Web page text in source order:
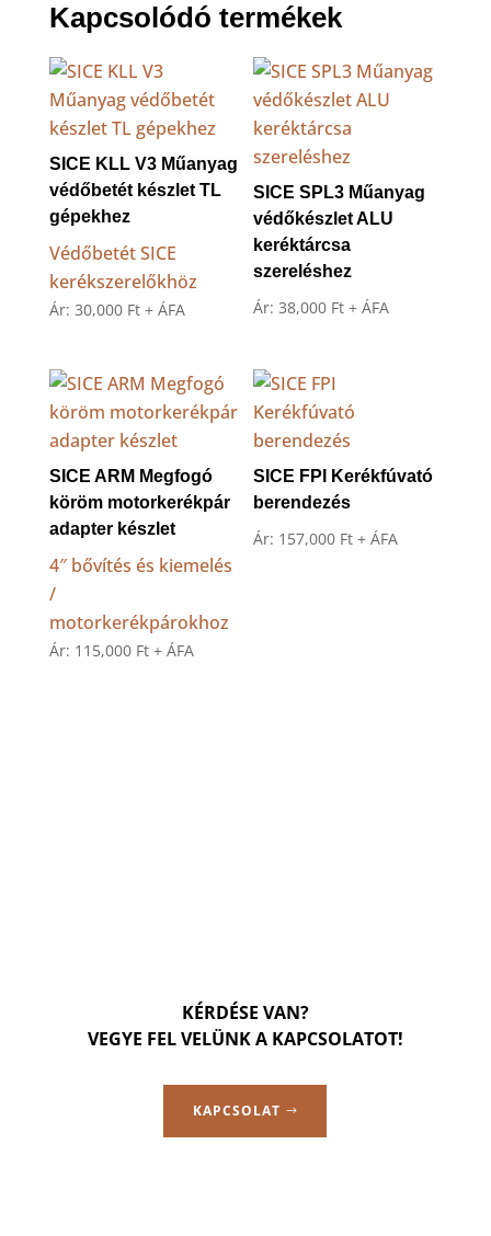
Kapcsolódó termékek
SICE KLL V3 Műanyag
védőbetét készlet TL
gépekhez
Védőbetét SICE
kerékszerelőkhöz
Ár: 30,000 Ft + ÁFA
SICE SPL3 Műanyag
védőkészlet ALU
keréktárcsa
szereléshez
Ár:38,000 Ft + ÁFA
SICE ARM Megfogó
köröm motorkerékpár
adapter készlet
4″ bővítés és kiemelés
/
motorkerékpárokhoz
Ár: 115,000 Ft + ÁFA
SICE FPI Kerékfúvató
berendezés
Ár: 157,000 Ft + ÁFA
KÉRDÉSE VAN?
VEGYE FEL VELÜNK A KAPCSOLATOT!
KAPCSOLAT